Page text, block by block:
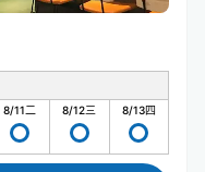
8/11二 8/12三 8/13四